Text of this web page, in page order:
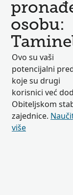
osobu:
Ovo su vaši
potencijalni
koje su drugi
korisnici već
Obiteljskom
zajednice.
više